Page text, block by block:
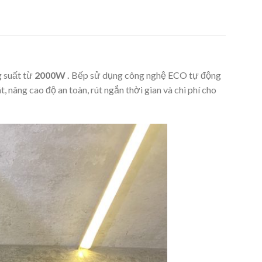
suất từ 2000W . Bếp sử dụng công nghệ ECO tự động
cao độ an toàn, rút ngắn thời gian và chi phí cho